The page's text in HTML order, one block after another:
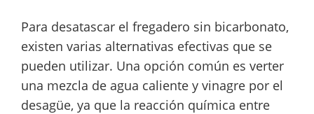
Para desatascar el fregadero sin bicarbonato,
existen varias alternativas efectivas que se
pueden utilizar. Una opción común es verter
una mezcla de agua caliente y vinagre por el
desagüe, ya que la reacción química entre